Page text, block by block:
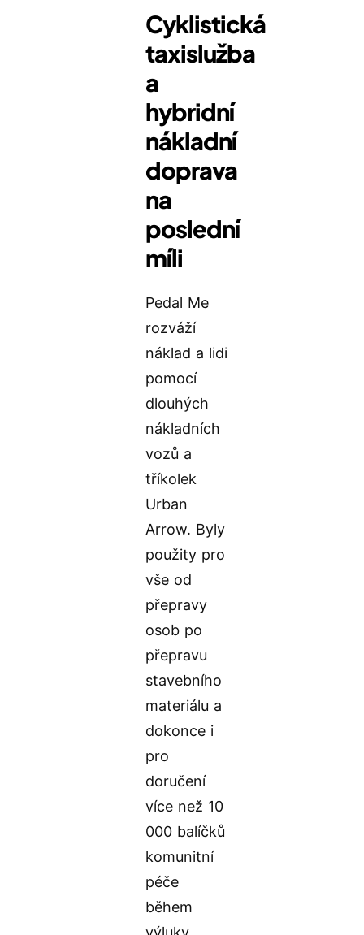
Cyklistická
taxislužba
a
hybridní
nákladní
doprava
na
poslední
míli
Pedal Me
rozváží
náklad a lidi
pomocí
dlouhých
nákladních
vozů a
tříkolek
Urban
Arrow. Byly
použity pro
vše od
přepravy
osob po
přepravu
stavebního
materiálu a
dokonce i
pro
doručení
více než 10
000 balíčků
komunitní
péče
během